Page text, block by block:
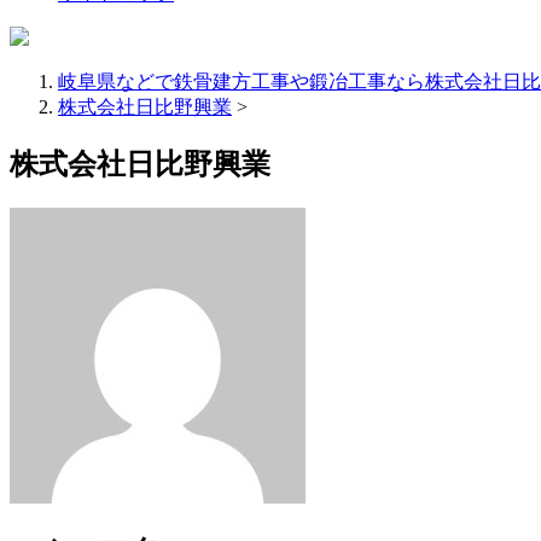
岐阜県などで鉄骨建方工事や鍛冶工事なら株式会社日
株式会社日比野興業 >
株式会社日比野興業